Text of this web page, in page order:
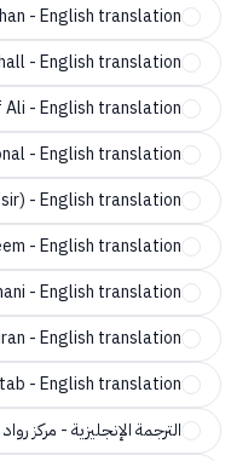
- English translation
- English translation
Ali - English translation
- English translation
- English translation
- English translation
- English translation
- English translation
- English translation
الترجمة الإنجليزية - مركز